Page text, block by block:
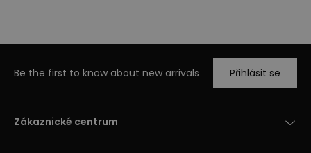
Be the first to know about new arrivals Přihlásit se
Zákaznické centrum